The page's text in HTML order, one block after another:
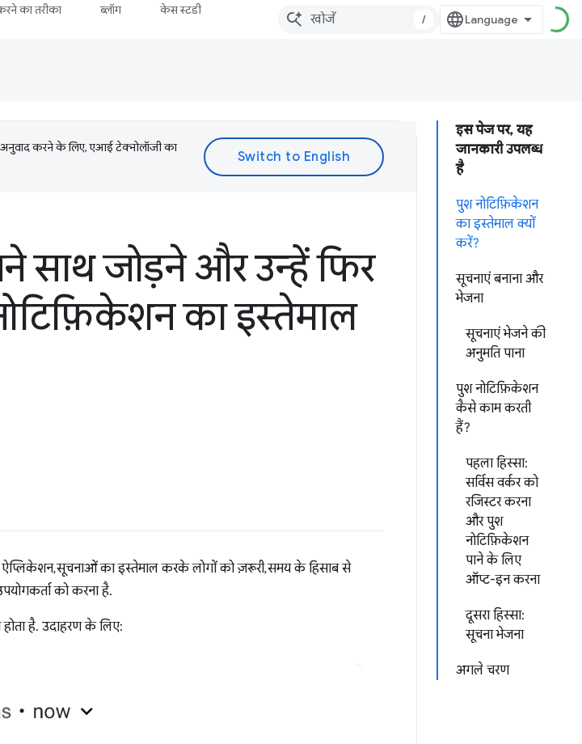
का तरीका ब्लॉग केस स्टडी
/
इस पेज पर, यह
जानकारी उपलब्ध
है
पुश नोटिफ़िकेशन
का इस्तेमाल क्यों
करें?
सूचनाएं बनाना और
भेजना
सूचनाएं भेजने की
अनुमति पाना
पुश नोटिफ़िकेशन
कैसे काम करती
हैं?
पहला हिस्सा:
सर्विस वर्कर को
रजिस्टर करना
और पुश
नोटिफ़िकेशन
पाने के लिए
ऑप्ट-इन करना
दूसरा हिस्सा:
सूचना भेजना
अगले चरण
करने के लिए, एआई टेक्नोलॉजी का
साथ जोड़ने और उन्हें फिर
का इस्तेमाल
ऐप्लिकेशन, सूचनाओं का इस्तेमाल करके लोगों को ज़रूरी, समय के हिसाब से
को करना है.
है. उदाहरण के लिए: